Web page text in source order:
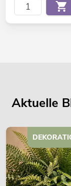
Aktuelle